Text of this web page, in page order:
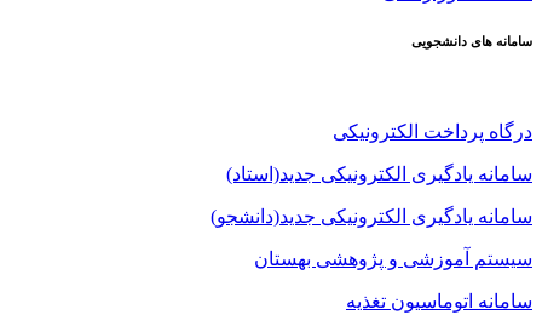
سامانه های دانشجویی
درگاه پرداخت الکترونیکی
سامانه یادگیری الکترونیکی جدید(استاد)
سامانه یادگیری الکترونیکی جدید(دانشجو)
سیستم آموزشی و پژوهشی بهستان
سامانه اتوماسیون تغذیه